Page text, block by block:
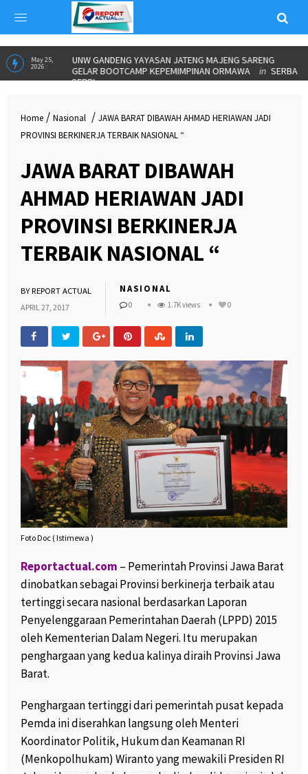
May 25,
2026 :
UNW GANDENG YAYASAN JATENG MAJENG SARENG
GELAR BOOTCAMP KEPEMIMPINAN ORMAWA
in SERBA
SERBI
Home / Nasional / JAWA BARAT DIBAWAH AHMAD HERIAWAN JADI
PROVINSI BERKINERJA TERBAIK NASIONAL “
JAWA BARAT DIBAWAH
AHMAD HERIAWAN JADI
PROVINSI BERKINERJA
TERBAIK NASIONAL “
BYREPORT ACTUAL
APRIL 27, 2017
NASIONAL
0 1.7K views 0
Foto Doc ( Istimewa )
Reportactual.com – Pemerintah Provinsi Jawa Barat
dinobatkan sebagai Provinsi berkinerja terbaik atau
tertinggi secara nasional berdasarkan Laporan
Penyelenggaraan Pemerintahan Daerah (LPPD) 2015
oleh Kementerian Dalam Negeri. Itu merupakan
penghargaan yang kedua kalinya diraih Provinsi Jawa
Barat.
Penghargaan tertinggi dari pemerintah pusat kepada
Pemda ini diserahkan langsung oleh Menteri
Koordinator Politik, Hukum dan Keamanan RI
(Menkopolhukam) Wiranto yang mewakili Presiden RI